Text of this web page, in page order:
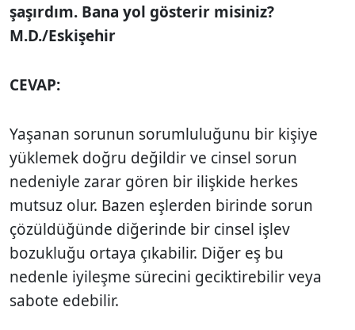
şaşırdım. Bana yol gösterir misiniz?
M.D./Eskişehir
CEVAP:
Yaşanan sorunun sorumluluğunu bir kişiye
yüklemek doğru değildir ve cinsel sorun
nedeniyle zarar gören bir ilişkide herkes
mutsuz olur. Bazen eşlerden birinde sorun
çözüldüğünde diğerinde bir cinsel işlev
bozukluğu ortaya çıkabilir. Diğer eş bu
nedenle iyileşme sürecini geciktirebilir veya
sabote edebilir.